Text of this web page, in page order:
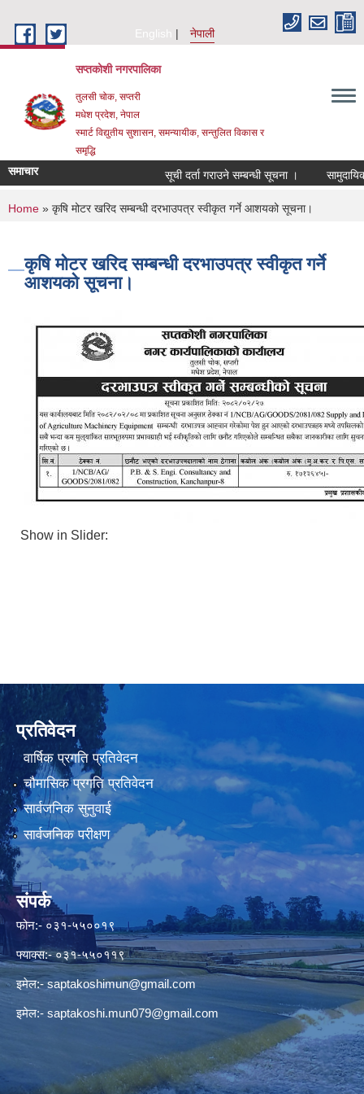
English
नेपाली
सप्तकोशी नगरपालिका
तुलसी चोक, सप्तरी
मधेश प्रदेश, नेपाल
स्मार्ट विद्युतीय सुशासन, समन्यायीक, सन्तुलित विकास र
समृद्धि
समाचार सूची दर्ता गराउने सम्बन्धी सूचना ।
You are here
Home » कृषि मोटर खरिद सम्बन्धी दरभाउपत्र स्वीकृत गर्ने आशयको सूचना।
कृषि मोटर खरिद सम्बन्धी दरभाउपत्र स्वीकृत गर्ने
आशयको सूचना।
Show in Slider:
प्रतिवेदन
वार्षिक प्रगति प्रतिवेदन
चौमासिक प्रगति प्रतिवेदन
सार्वजनिक सुनुवाई
सार्वजनिक परीक्षण
संपर्क
फोन:- ०३१-५५००१९
फ्याक्स:- ०३१-५५०११९
इमेल:- saptakoshimun@gmail.com
इमेल:- saptakoshi.mun079@gmail.com